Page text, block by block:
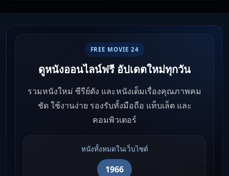
FREE MOVIE 24
ดูหนังออนไลน์ฟรี อัปเดตใหม่ทุกวัน
รวมหนังใหม่ ซีรีย์ดัง และหนังเต็มเรื่องคุณภาพคม
ชัด ใช้งานง่าย รองรับทั้งมือถือ แท็บเล็ต และ
คอมพิวเตอร์
หนังทั้งหมดในเว็บไซต์
1966